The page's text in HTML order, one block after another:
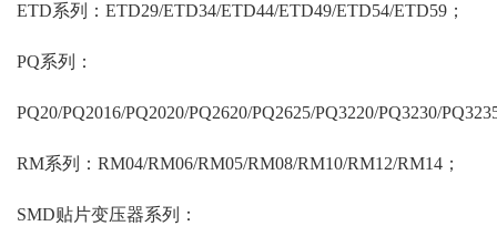
ETD系列：ETD29/ETD34/ETD44/ETD49/ETD54/ETD59；
PQ系列：
PQ20/PQ2016/PQ2020/PQ2620/PQ2625/PQ3220/PQ3230/
RM系列：RM04/RM06/RM05/RM08/RM10/RM12/RM14；
SMD贴片变压器系列：